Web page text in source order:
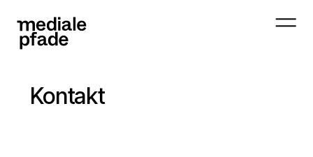
Kontakt